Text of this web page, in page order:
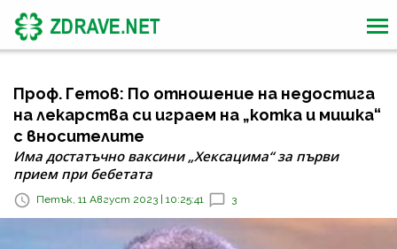
Проф. Гетов: По отношение на недостига
на лекарства си играем на „котка и мишка“
с вносителите
Има достатъчно ваксини „Хексацима“ за първи
прием при бебетата
Петък, 11 Август 2023 | 10:25:41 3